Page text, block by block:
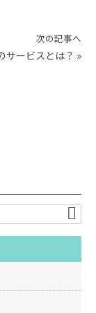
次の記事へ
サービスとは？ »